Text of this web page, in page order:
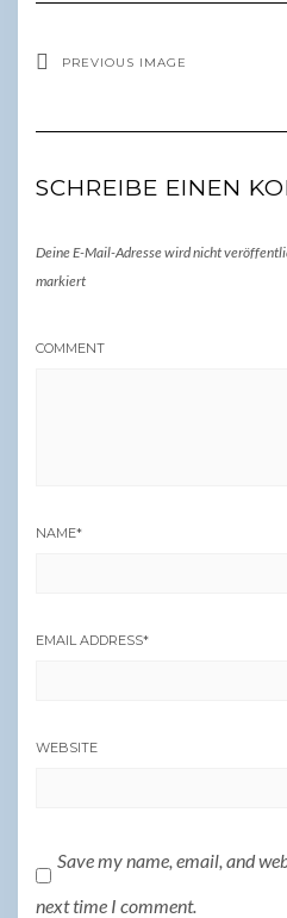
PREVIOUS IMAGE
SCHREIBE EINEN
Deine E-Mail-Adresse wird nicht
markiert
COMMENT
NAME*
EMAIL ADDRESS*
WEBSITE
Save my name, email, and
next time I comment.